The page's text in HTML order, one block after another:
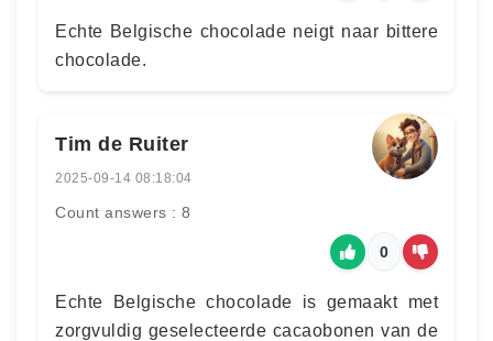
Echte Belgische chocolade neigt naar bittere
chocolade.
Tim de Ruiter
2025-09-14 08:18:04
Count answers : 8
0
Echte Belgische chocolade is gemaakt met
zorgvuldig geselecteerde cacaobonen van de